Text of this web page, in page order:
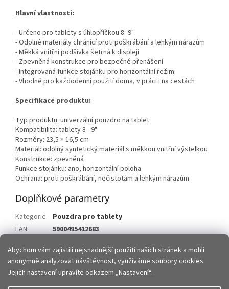
Abychom vám zajistili nejsnadnější použití našich stránek a mohli
anonymně analyzovat návštěvnost, využíváme soubory cookies.
Jejich nastavení upravíte odkazem „Nastavení“.
Hlavní vlastnosti:
- Určeno pro tablety s úhlopříčkou 8–9"
- Odolné materiály chránící proti poškrábání a lehkým nárazům
- Měkká vnitřní podšívka šetrná k displeji
- Zpevněná konstrukce pro bezpečné přenášení
- Integrovaná funkce stojánku pro horizontální režim
- Vhodné pro každodenní použití doma, v práci i na cestách
Specifikace produktu:
Typ produktu: univerzální pouzdro na tablet
Kompatibilita: tablety 8 - 9"
Rozměry: 23,5 × 16,5 cm
Materiál: odolný syntetický materiál s měkkou vnitřní výstelkou
Konstrukce: zpevněná
Funkce stojánku: ano, horizontální poloha
Ochrana: proti poškrábání, nečistotám a lehkým nárazům
Doplňkové parametry
Kategorie: Pouzdra pro tablety
EAN:
5900495412683